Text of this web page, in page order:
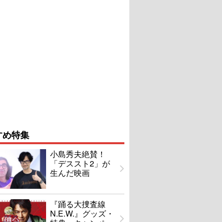
特集
小島秀夫絶賛！
「デススト2」が
生んだ映画
『踊る大捜査線
N.E.W.』グッズ・